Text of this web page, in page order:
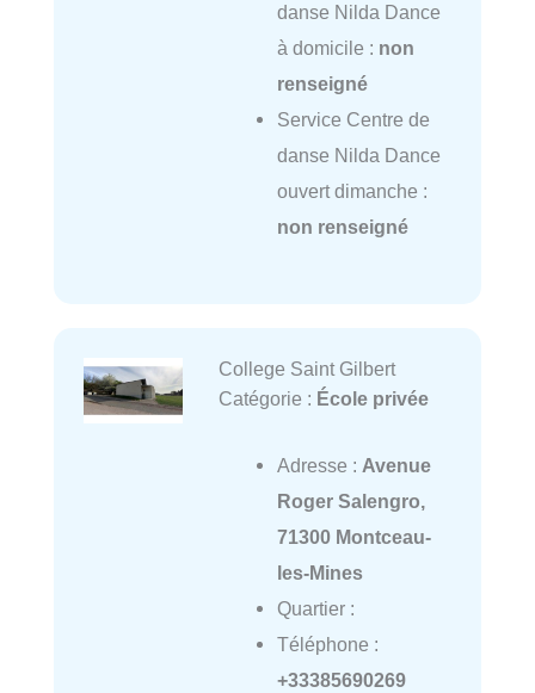
danse Nilda Dance
à domicile : non
renseigné
Service Centre de
danse Nilda Dance
ouvert dimanche :
non renseigné
College Saint Gilbert
Catégorie : École privée
Adresse : Avenue
Roger Salengro,
71300 Montceau-
les-Mines
Quartier :
Téléphone :
+33385690269